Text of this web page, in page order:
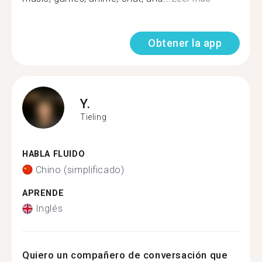
Obtener la app
Y.
Tieling
HABLA FLUIDO
Chino (simplificado)
APRENDE
Inglés
Quiero un compañero de conversación que